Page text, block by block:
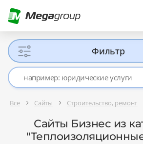
Фильтр
Все Сайты Строительство, ремонт
Сайты Бизнес из